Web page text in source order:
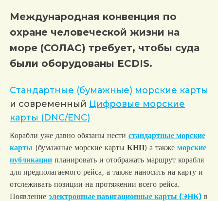
Международная конвенция по
охране человеческой жизни на
море (СОЛАС) требует, чтобы суда
были оборудованы ECDIS.
Стандартные (бумажные) морские карты
и современный Цифровые морские
карты (DNC/ENC)
Корабли уже давно обязаны нести стандартные морские
карты (бумажные морские карты КНП) а также морские
публикации планировать и отображать маршрут корабля
для предполагаемого рейса, а также наносить на карту и
отслеживать позиции на протяжении всего рейса.
Появление электронные навигационные карты (ЭНК) в